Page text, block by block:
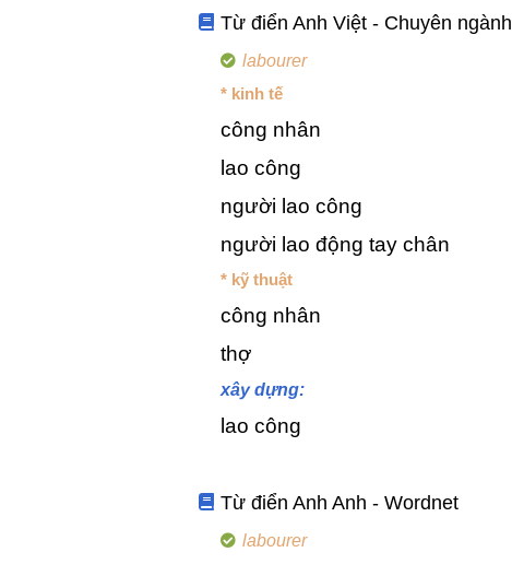
Từ điển Anh Việt - Chuyên ngành
labourer
* kinh tế
công nhân
lao công
người lao công
người lao động tay chân
* kỹ thuật
công nhân
thợ
xây dựng:
lao công
Từ điển Anh Anh - Wordnet
labourer